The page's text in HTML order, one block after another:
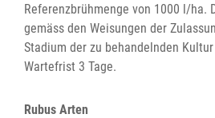
Referenzbrühmenge von 1000 l/ha.
gemäss den Weisungen der
Stadium der zu behandelnden
Wartefrist 3 Tage.
Rubus Arten